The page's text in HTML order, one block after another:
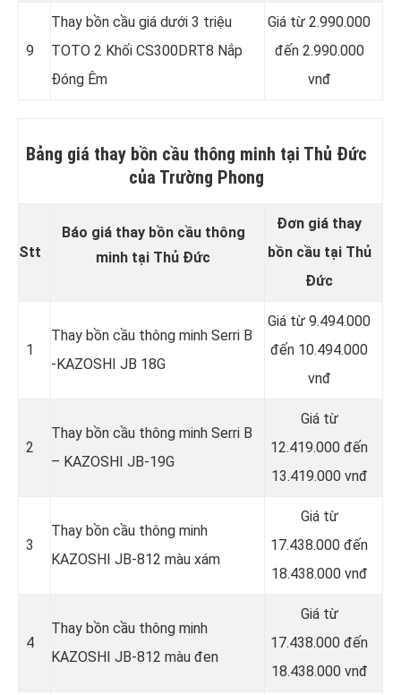
9
Thay bồn cầu giá dưới 3 triệu
TOTO 2 Khối CS300DRT8 Nắp
Đóng Êm
Giá từ 2.990.000
đến 2.990.000
vnđ
Bảng giá thay bồn cầu thông minh tại Thủ Đức
của Trường Phong
Stt
Báo giá thay bồn cầu thông
minh tại Thủ Đức
Đơn giá thay
bồn cầu tại Thủ
Đức
1
Thay bồn cầu thông minh Serri B
-KAZOSHI JB 18G
Giá từ 9.494.000
đến 10.494.000
vnđ
2
Thay bồn cầu thông minh Serri B
– KAZOSHI JB-19G
Giá từ
12.419.000 đến
13.419.000 vnđ
3
Thay bồn cầu thông minh
KAZOSHI JB-812 màu xám
Giá từ
17.438.000 đến
18.438.000 vnđ
4
Thay bồn cầu thông minh
KAZOSHI JB-812 màu đen
Giá từ
17.438.000 đến
18.438.000 vnđ